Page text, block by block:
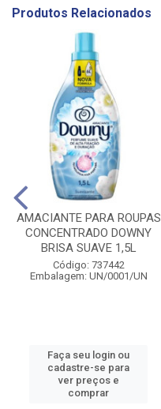
Produtos Relacionados
AMACIANTE PARA ROUPAS
CONCENTRADO DOWNY
BRISA SUAVE 1,5L
Código: 737442
Embalagem: UN/0001/UN
Faça seu login ou
cadastre-se para
ver preços e
comprar